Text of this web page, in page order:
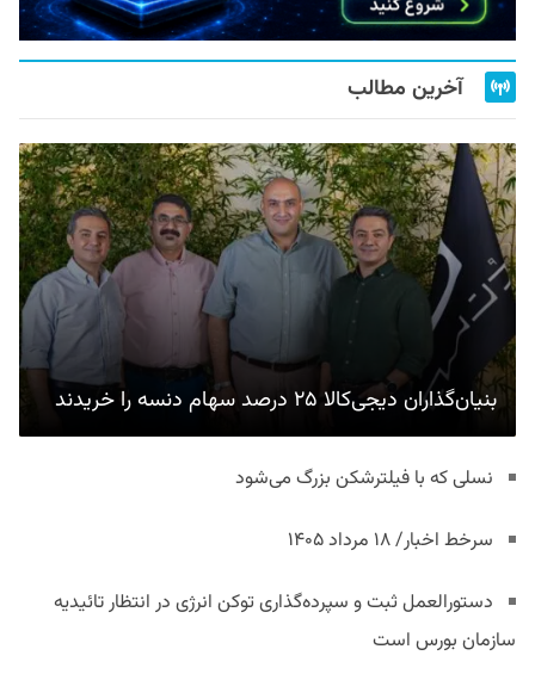
آخرین مطالب
بنیان‌گذاران دیجی‌کالا ۲۵ درصد سهام دنسه را خریدند
نسلی که با فیلترشکن بزرگ می‌شود
سرخط اخبار/ ۱۸ مرداد ۱۴۰۵
دستورالعمل ثبت و سپرده‌گذاری توکن انرژی در انتظار تائیدیه
سازمان بورس است